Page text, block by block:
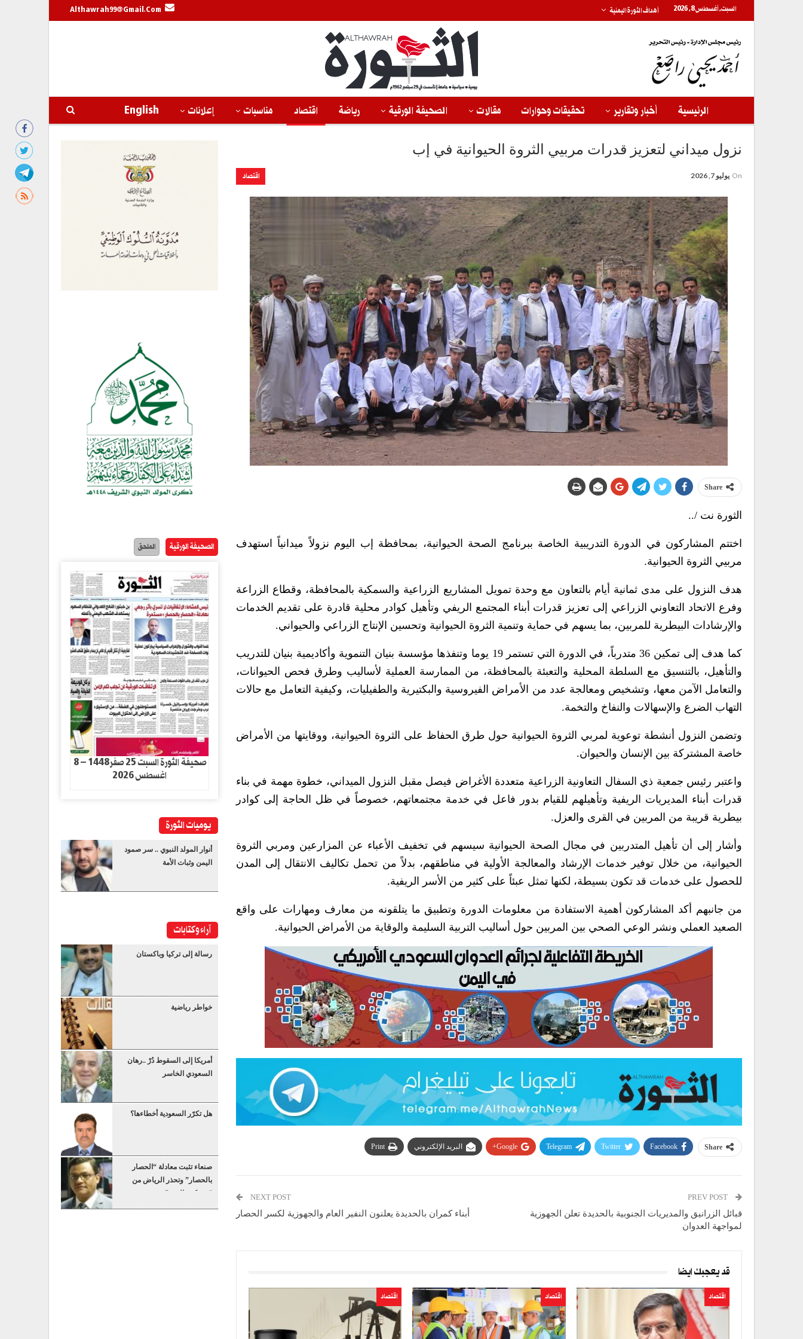
السبت, أغسطس 8, 2026 أهداف الثورة اليمنية Althawrah99@gmail.com
الرئيسية أخبار وتقارير تحقيقات وحوارات مقالات الصحيفة الورقية رياضة اقتصاد مناسبات إعلانات English
نزول ميداني لتعزيز قدرات مربيي الثروة الحيوانية في إب
اقتصاد On يوليو 7, 2026
Share
الثورة نت /..
اختتم المشاركون في الدورة التدريبية الخاصة ببرنامج الصحة الحيوانية، بمحافظة إب اليوم نزولاً ميدانياً استهدف
مربيي الثروة الحيوانية.
هدف النزول على مدى ثمانية أيام بالتعاون مع وحدة تمويل المشاريع الزراعية والسمكية بالمحافظة، وقطاع الزراعة
وفرع الاتحاد التعاوني الزراعي إلى تعزيز قدرات أبناء المجتمع الريفي وتأهيل كوادر محلية قادرة على تقديم الخدمات
والإرشادات البيطرية للمربين، بما يسهم في حماية وتنمية الثروة الحيوانية وتحسين الإنتاج الزراعي والحيواني.
كما هدف إلى تمكين 36 متدرباً، في الدورة التي تستمر 19 يوما وتنفذها مؤسسة بنيان التنموية وأكاديمية بنيان للتدريب
والتأهيل، بالتنسيق مع السلطة المحلية والتعبئة بالمحافظة، من الممارسة العملية لأساليب وطرق فحص الحيوانات،
والتعامل الآمن معها، وتشخيص ومعالجة عدد من الأمراض الفيروسية والبكتيرية والطفيليات، وكيفية التعامل مع حالات
التهاب الضرع والإسهالات والنفاخ والتخمة.
وتضمن النزول أنشطة توعوية لمربي الثروة الحيوانية حول طرق الحفاظ على الثروة الحيوانية، ووقايتها من الأمراض
خاصة المشتركة بين الإنسان والحيوان.
واعتبر رئيس جمعية ذي السفال التعاونية الزراعية متعددة الأغراض فيصل مقبل النزول الميداني، خطوة مهمة في بناء
قدرات أبناء المديريات الريفية وتأهيلهم للقيام بدور فاعل في خدمة مجتمعاتهم، خصوصاً في ظل الحاجة إلى كوادر
بيطرية قريبة من المربين في القرى والعزل.
وأشار إلى أن تأهيل المتدربين في مجال الصحة الحيوانية سيسهم في تخفيف الأعباء عن المزارعين ومربي الثروة
الحيوانية، من خلال توفير خدمات الإرشاد والمعالجة الأولية في مناطقهم، بدلاً من تحمل تكاليف الانتقال إلى المدن
للحصول على خدمات قد تكون بسيطة، لكنها تمثل عبئاً على كثير من الأسر الريفية.
من جانبهم أكد المشاركون أهمية الاستفادة من معلومات الدورة وتطبيق ما يتلقونه من معارف ومهارات على واقع
الصعيد العملي ونشر الوعي الصحي بين المربين حول أساليب التربية السليمة والوقاية من الأمراض الحيوانية.
Share
Facebook
Twitter
Telegram
Google+ البريد الإلكتروني Print
قبائل الزرانيق والمديريات الجنوبية بالحديدة تعلن الجهوزية
لمواجهة العدوان
NEXT POST
أبناء كمران بالحديدة يعلنون النفير العام والجهوزية لكسر الحصار
قد يعجبك ايضا
اقتصاد اقتصاد اقتصاد
الصحيفة الورقية الملحق
صحيفة الثورة السبت 25 صفر1448 – 8
اغسطس 2026
يوميات الثورة
أنوار المولد النبوي .. سر صمود
اليمن وثبات الأمة
آراء وكتابات
رسالة إلى تركيا وباكستان
خواطر رياضية
أمريكا إلى السقوط دُرْ ..رهان
السعودي الخاسر
هل تكرّر السعودية أخطاءها؟
صنعاء تثبت معادلة “الحصار
بالحصار” وتحذر الرياض من
“عسكرة البحر”